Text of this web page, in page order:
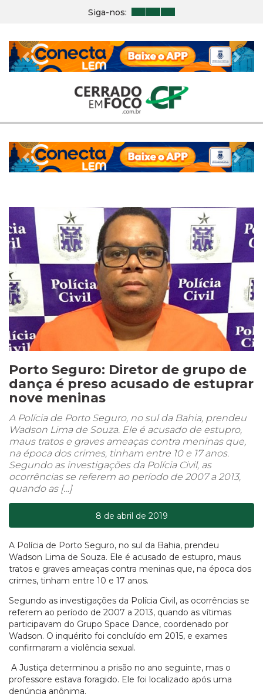
Siga-nos:
Previous Next
Previous Next
Porto Seguro: Diretor de grupo de
dança é preso acusado de estuprar
nove meninas
A Polícia de Porto Seguro, no sul da Bahia, prendeu
Wadson Lima de Souza. Ele é acusado de estupro,
maus tratos e graves ameaças contra meninas que,
na época dos crimes, tinham entre 10 e 17 anos.
Segundo as investigações da Polícia Civil, as
ocorrências se referem ao período de 2007 a 2013,
quando as […]
8 de abril de 2019
A Polícia de Porto Seguro, no sul da Bahia, prendeu
Wadson Lima de Souza. Ele é acusado de estupro, maus
tratos e graves ameaças contra meninas que, na época dos
crimes, tinham entre 10 e 17 anos.
Segundo as investigações da Polícia Civil, as ocorrências se
referem ao período de 2007 a 2013, quando as vítimas
participavam do Grupo Space Dance, coordenado por
Wadson. O inquérito foi concluído em 2015, e exames
confirmaram a violência sexual.
A Justiça determinou a prisão no ano seguinte, mas o
professore estava foragido. Ele foi localizado após uma
denúncia anônima.